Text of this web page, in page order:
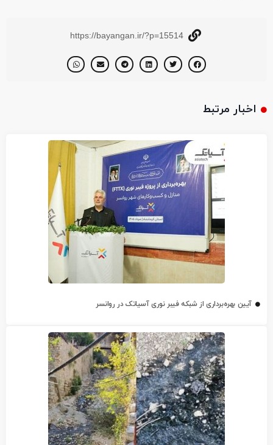
https://bayangan.ir/?p=15514
اخبار مرتبط
آیین بهره‌برداری از شبکه فیبر نوری آسیاتک در روانسر